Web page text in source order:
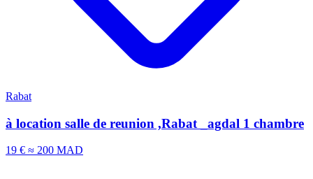
Rabat
à location salle de reunion ,Rabat _agdal 1 chambre
19 € ≈ 200 MAD